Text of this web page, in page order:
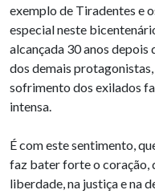
exemplo de Tiradentes e
especial neste
alcançada 30 anos
dos demais
sofrimento dos exilados
intensa.
É com este sentimento,
faz bater forte o coração,
liberdade, na justiça e na